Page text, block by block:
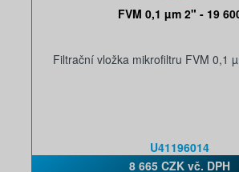
FVM 0,1 µm 2" - 19
Filtrační vložka mikrofiltru FVM 0,1
U41196014
8 665 CZK vč. DPH